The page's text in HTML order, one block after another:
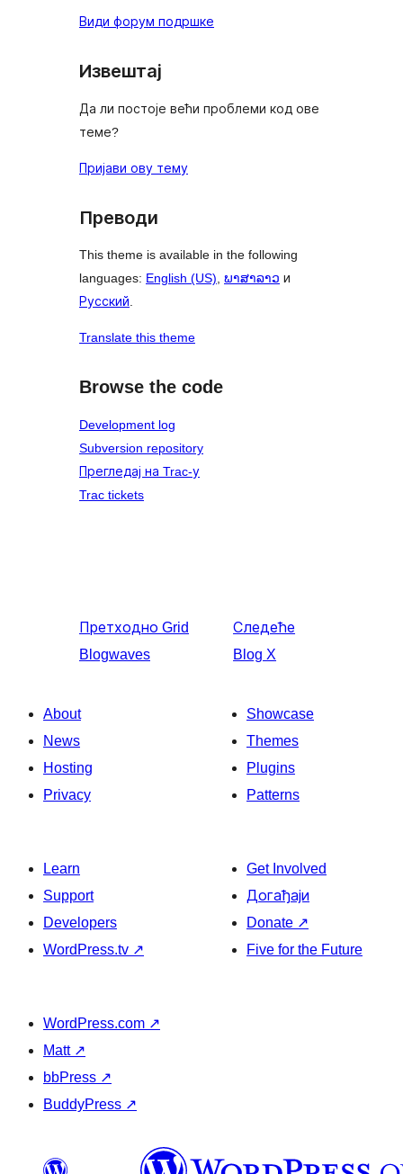
Види форум подршке
Извештај
Да ли постоје већи проблеми код ове
теме?
Пријави ову тему
Преводи
This theme is available in the following
languages: English (US), ພາສາລາວ и
Русский.
Translate this theme
Browse the code
Development log
Subversion repository
Прегледај на Trac-у
Trac tickets
Претходно Grid
Blogwaves
Следеће
Blog X
About
News
Hosting
Privacy
Showcase
Themes
Plugins
Patterns
Learn
Support
Developers
WordPress.tv ↗
Get Involved
Догађаји
Donate ↗
Five for the Future
WordPress.com ↗
Matt ↗
bbPress ↗
BuddyPress ↗